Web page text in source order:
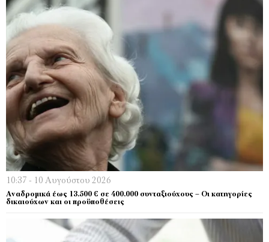
10:37 - 10 Αυγούστου 2026
Αναδρομικά έως 13.500 € σε 400.000 συνταξιούχους – Οι κατηγορίες
δικαιούχων και οι προϋποθέσεις